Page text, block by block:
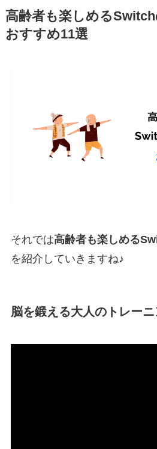
高齢者も楽しめる
おすすめ11選
それでは高齢者も楽しめる
を紹介していきますね♪
脳を鍛える大人のトレー